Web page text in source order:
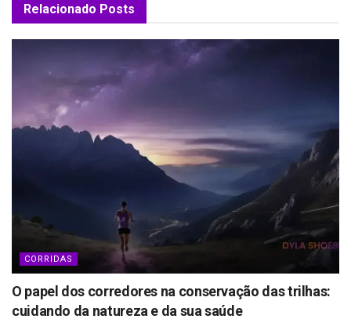
Relacionado Posts
CORRIDAS
O papel dos corredores na conservação das trilhas:
cuidando da natureza e da sua saúde